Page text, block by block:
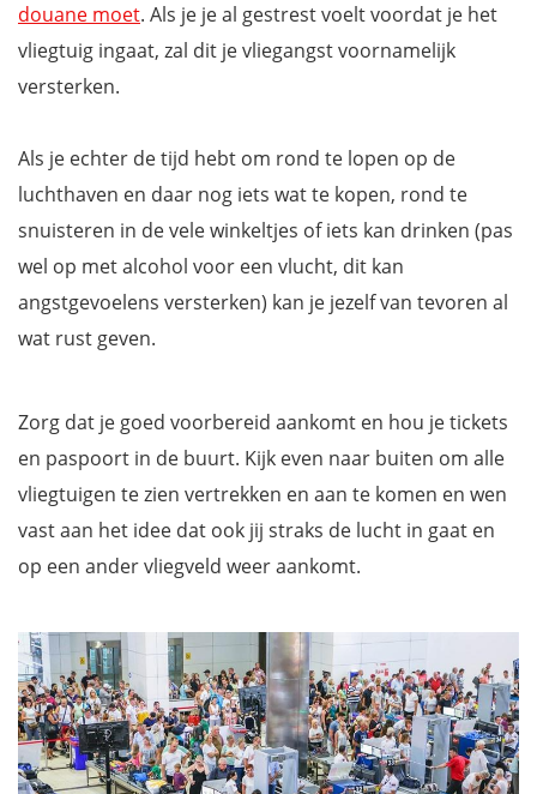
douane moet. Als je je al gestrest voelt voordat je het
vliegtuig ingaat, zal dit je vliegangst voornamelijk
versterken.
Als je echter de tijd hebt om rond te lopen op de
luchthaven en daar nog iets wat te kopen, rond te
snuisteren in de vele winkeltjes of iets kan drinken (pas
wel op met alcohol voor een vlucht, dit kan
angstgevoelens versterken) kan je jezelf van tevoren al
wat rust geven.
Zorg dat je goed voorbereid aankomt en hou je tickets
en paspoort in de buurt. Kijk even naar buiten om alle
vliegtuigen te zien vertrekken en aan te komen en wen
vast aan het idee dat ook jij straks de lucht in gaat en
op een ander vliegveld weer aankomt.